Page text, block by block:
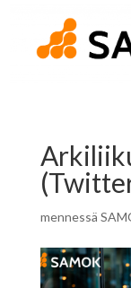
mennessä